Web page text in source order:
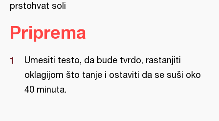
prstohvat soli
Priprema
Umesiti testo, da bude tvrdo, rastanjiti
oklagijom što tanje i ostaviti da se suši oko
40 minuta.